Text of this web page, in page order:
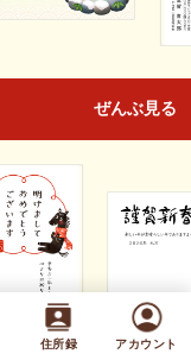
住所録 アカウント
ぜんぶ見る